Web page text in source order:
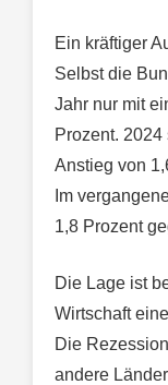
Ein kräftiger
Selbst die
Jahr nur mit
Prozent.
Anstieg von
Im
1,8 Prozent
Die Lage ist
Wirtschaft
Die
andere